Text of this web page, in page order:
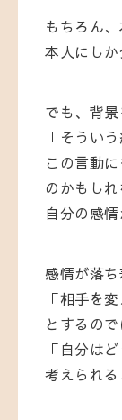
もちろん
本人にしか
でも、背
「そうい
この言動
のかもし
自分の感
感情が落ち
「相手を
とするので
「自分は
考えられる